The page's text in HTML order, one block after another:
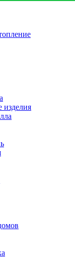
изделия